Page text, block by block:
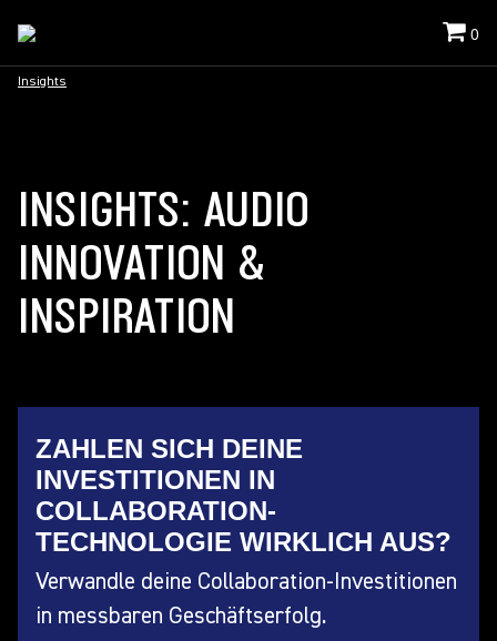
0
Insights
INSIGHTS: AUDIO
INNOVATION &
INSPIRATION
ZAHLEN SICH DEINE
INVESTITIONEN IN
COLLABORATION-
TECHNOLOGIE WIRKLICH AUS?
Verwandle deine Collaboration-Investitionen
in messbaren Geschäftserfolg.